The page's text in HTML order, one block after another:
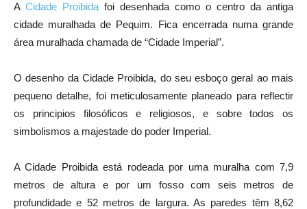
A Cidade Proibida foi desenhada como o centro da antiga
cidade muralhada de Pequim. Fica encerrada numa grande
área muralhada chamada de “Cidade Imperial”.
O desenho da Cidade Proibida, do seu esboço geral ao mais
pequeno detalhe, foi meticulosamente planeado para reflectir
os principios filosóficos e religiosos, e sobre todos os
simbolismos a majestade do poder Imperial.
A Cidade Proibida está rodeada por uma muralha com 7,9
metros de altura e por um fosso com seis metros de
profundidade e 52 metros de largura. As paredes têm 8,62